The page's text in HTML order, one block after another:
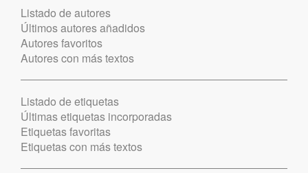
Listado de autores
Últimos autores añadidos
Autores favoritos
Autores con más textos
Listado de etiquetas
Últimas etiquetas incorporadas
Etiquetas favoritas
Etiquetas con más textos